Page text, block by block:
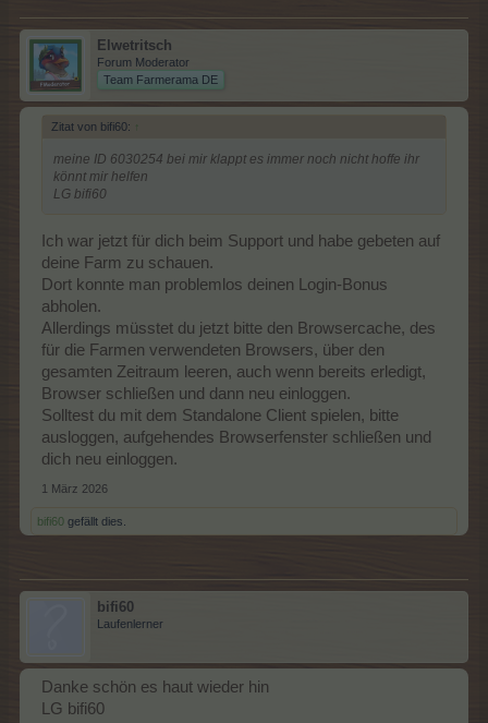
Elwetritsch
Forum Moderator
Team Farmerama DE
Zitat von bifi60: ↑
meine ID 6030254 bei mir klappt es immer noch nicht hoffe ihr
könnt mir helfen
LG bifi60
Ich war jetzt für dich beim Support und habe gebeten auf
deine Farm zu schauen.
Dort konnte man problemlos deinen Login-Bonus
abholen.
Allerdings müsstet du jetzt bitte den Browsercache, des
für die Farmen verwendeten Browsers, über den
gesamten Zeitraum leeren, auch wenn bereits erledigt,
Browser schließen und dann neu einloggen.
Solltest du mit dem Standalone Client spielen, bitte
ausloggen, aufgehendes Browserfenster schließen und
dich neu einloggen.
1 März 2026
bifi60 gefällt dies.
bifi60
Laufenlerner
Danke schön es haut wieder hin
LG bifi60